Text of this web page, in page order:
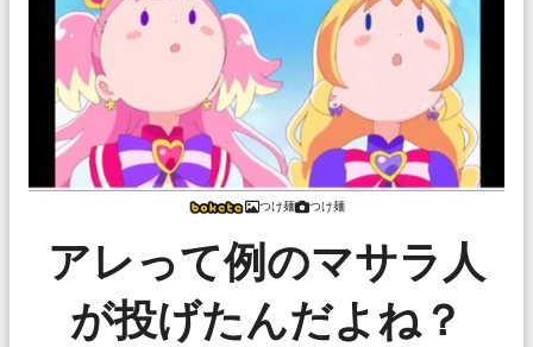
つけ麺 つけ麺
アレって例のマサラ人
が投げたんだよね？